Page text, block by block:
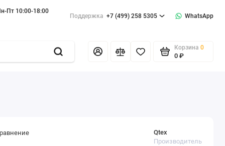
Пт 10:00-18:00
Поддержка +7 (499) 258 5305 WhatsApp
Корзина 0
0 ₽
Qtex
Производитель